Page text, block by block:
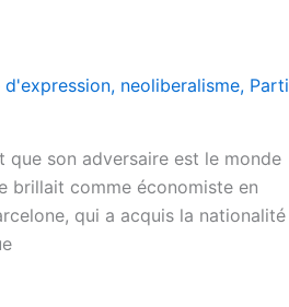
d'expression, neoliberalisme, Parti
que son adversaire est le monde
brillait comme économiste en
qui a acquis la nationalité